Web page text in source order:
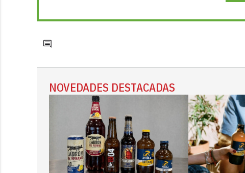
NOVEDADES DESTACADAS